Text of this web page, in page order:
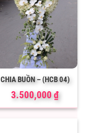
CHIA BUỒN – (HCB 04)
3.500,000₫